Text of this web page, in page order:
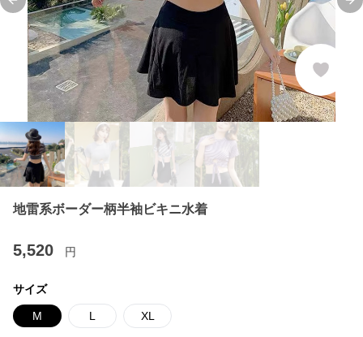
Previous slide
地雷系ボーダー柄半袖ビキニ水着
5,520 円
サイズ
M L XL